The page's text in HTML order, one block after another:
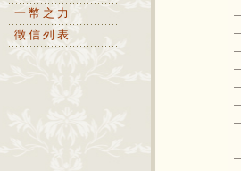
一幣之力
徵信列表